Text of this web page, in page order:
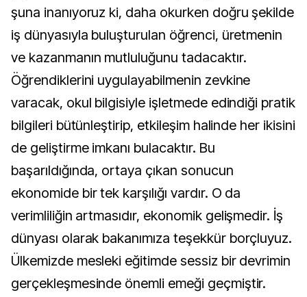
şuna inanıyoruz ki, daha okurken doğru şekilde
iş dünyasıyla buluşturulan öğrenci, üretmenin
ve kazanmanın mutluluğunu tadacaktır.
Öğrendiklerini uygulayabilmenin zevkine
varacak, okul bilgisiyle işletmede edindiği pratik
bilgileri bütünleştirip, etkileşim halinde her ikisini
de geliştirme imkanı bulacaktır. Bu
başarıldığında, ortaya çıkan sonucun
ekonomide bir tek karşılığı vardır. O da
verimliliğin artmasıdır, ekonomik gelişmedir. İş
dünyası olarak bakanımıza teşekkür borçluyuz.
Ülkemizde mesleki eğitimde sessiz bir devrimin
gerçekleşmesinde önemli emeği geçmiştir.